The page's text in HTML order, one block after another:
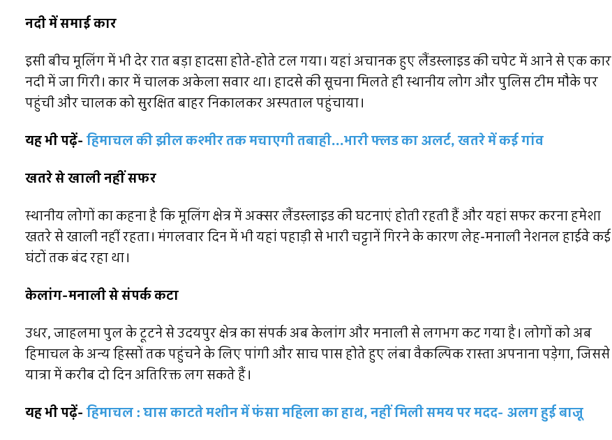
नदी में समाई कार
इसी बीच मूलिंग में भी देर रात बड़ा हादसा होते-होते टल गया। यहां अचानक हुए लैंडस्लाइड की चपेट में आने से एक कार
नदी में जा गिरी। कार में चालक अकेला सवार था। हादसे की सूचना मिलते ही स्थानीय लोग और पुलिस टीम मौके पर
पहुंची और चालक को सुरक्षित बाहर निकालकर अस्पताल पहुंचाया।
यह भी पढ़ें- हिमाचल की झील कश्मीर तक मचाएगी तबाही...भारी फ्लड का अलर्ट, खतरे में कई गांव
खतरे से खाली नहीं सफर
स्थानीय लोगों का कहना है कि मूलिंग क्षेत्र में अक्सर लैंडस्लाइड की घटनाएं होती रहती हैं और यहां सफर करना हमेशा
खतरे से खाली नहीं रहता। मंगलवार दिन में भी यहां पहाड़ी से भारी चट्टानें गिरने के कारण लेह-मनाली नेशनल हाईवे कई
घंटों तक बंद रहा था।
केलांग-मनाली से संपर्क कटा
उधर, जाहलमा पुल के टूटने से उदयपुर क्षेत्र का संपर्क अब केलांग और मनाली से लगभग कट गया है। लोगों को अब
हिमाचल के अन्य हिस्सों तक पहुंचने के लिए पांगी और साच पास होते हुए लंबा वैकल्पिक रास्ता अपनाना पड़ेगा, जिससे
यात्रा में करीब दो दिन अतिरिक्त लग सकते हैं।
यह भी पढ़ें- हिमाचल : घास काटते मशीन में फंसा महिला का हाथ, नहीं मिली समय पर मदद- अलग हुई बाजू